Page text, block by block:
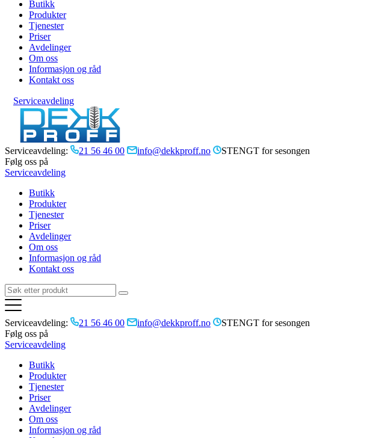
Butikk
Produkter
Tjenester
Priser
Avdelinger
Om oss
Informasjon og råd
Kontakt oss
Serviceavdeling
Serviceavdeling: 21 56 46 00 info@dekkproff.no
STENGT for sesongen
Følg oss på
Serviceavdeling
Butikk
Produkter
Tjenester
Priser
Avdelinger
Om oss
Informasjon og råd
Kontakt oss
Serviceavdeling: 21 56 46 00 info@dekkproff.no
STENGT for sesongen
Følg oss på
Serviceavdeling
Butikk
Produkter
Tjenester
Priser
Avdelinger
Om oss
Informasjon og råd